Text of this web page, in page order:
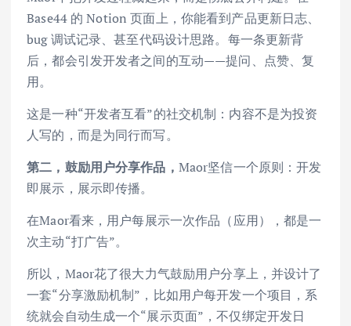
Base44 的 Notion 页面上，你能看到产品更新日志、
bug 调试记录、甚至代码设计思路。每一条更新背
后，都会引发开发者之间的互动——提问、点赞、复
用。
这是一种“开发者互看”的社交机制：内容不是为投资
人写的，而是为同行而写。
第二，鼓励用户分享作品， Maor坚信一个原则：开发
即展示，展示即传播。
在Maor看来，用户每展示一次作品（应用），都是一
次主动“打广告”。
所以，Maor花了很大力气鼓励用户分享上，并设计了
一套“分享激励机制”，比如用户每开发一个项目，系
统就会自动生成一个“展示页面”，不仅绑定开发日